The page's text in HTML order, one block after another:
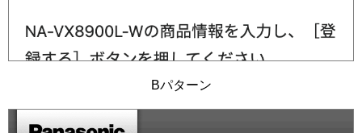
Bパターン